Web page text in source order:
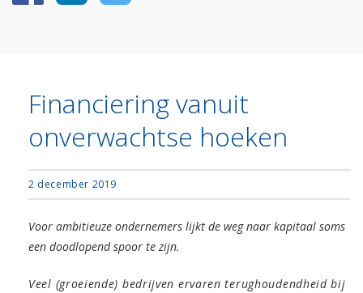
Financiering vanuit
onverwachtse hoeken
2 december 2019
Voor ambitieuze ondernemers lijkt de weg naar kapitaal soms
een doodlopend spoor te zijn.
Veel (groeiende) bedrijven ervaren terughoudendheid bij